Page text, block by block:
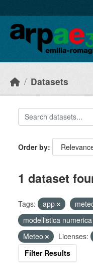
Datasets
Order by
1 dataset
Tags: app
modellistica numerica
Meteo
Licenses:
Filter Results